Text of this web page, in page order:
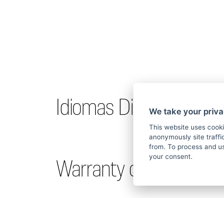
Idiomas Disponibles.
Warranty claims.
We take your
This website uses
anonymously site
from. To process and
your consent.